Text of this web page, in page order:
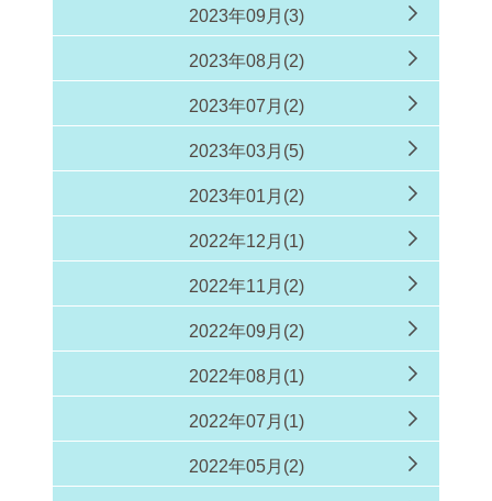
2023年09月(3)
2023年08月(2)
2023年07月(2)
2023年03月(5)
2023年01月(2)
2022年12月(1)
2022年11月(2)
2022年09月(2)
2022年08月(1)
2022年07月(1)
2022年05月(2)